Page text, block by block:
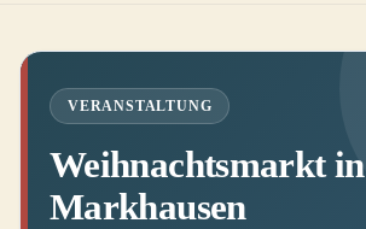
VERANSTALTUNG
Weihnachtsmarkt in
Markhausen